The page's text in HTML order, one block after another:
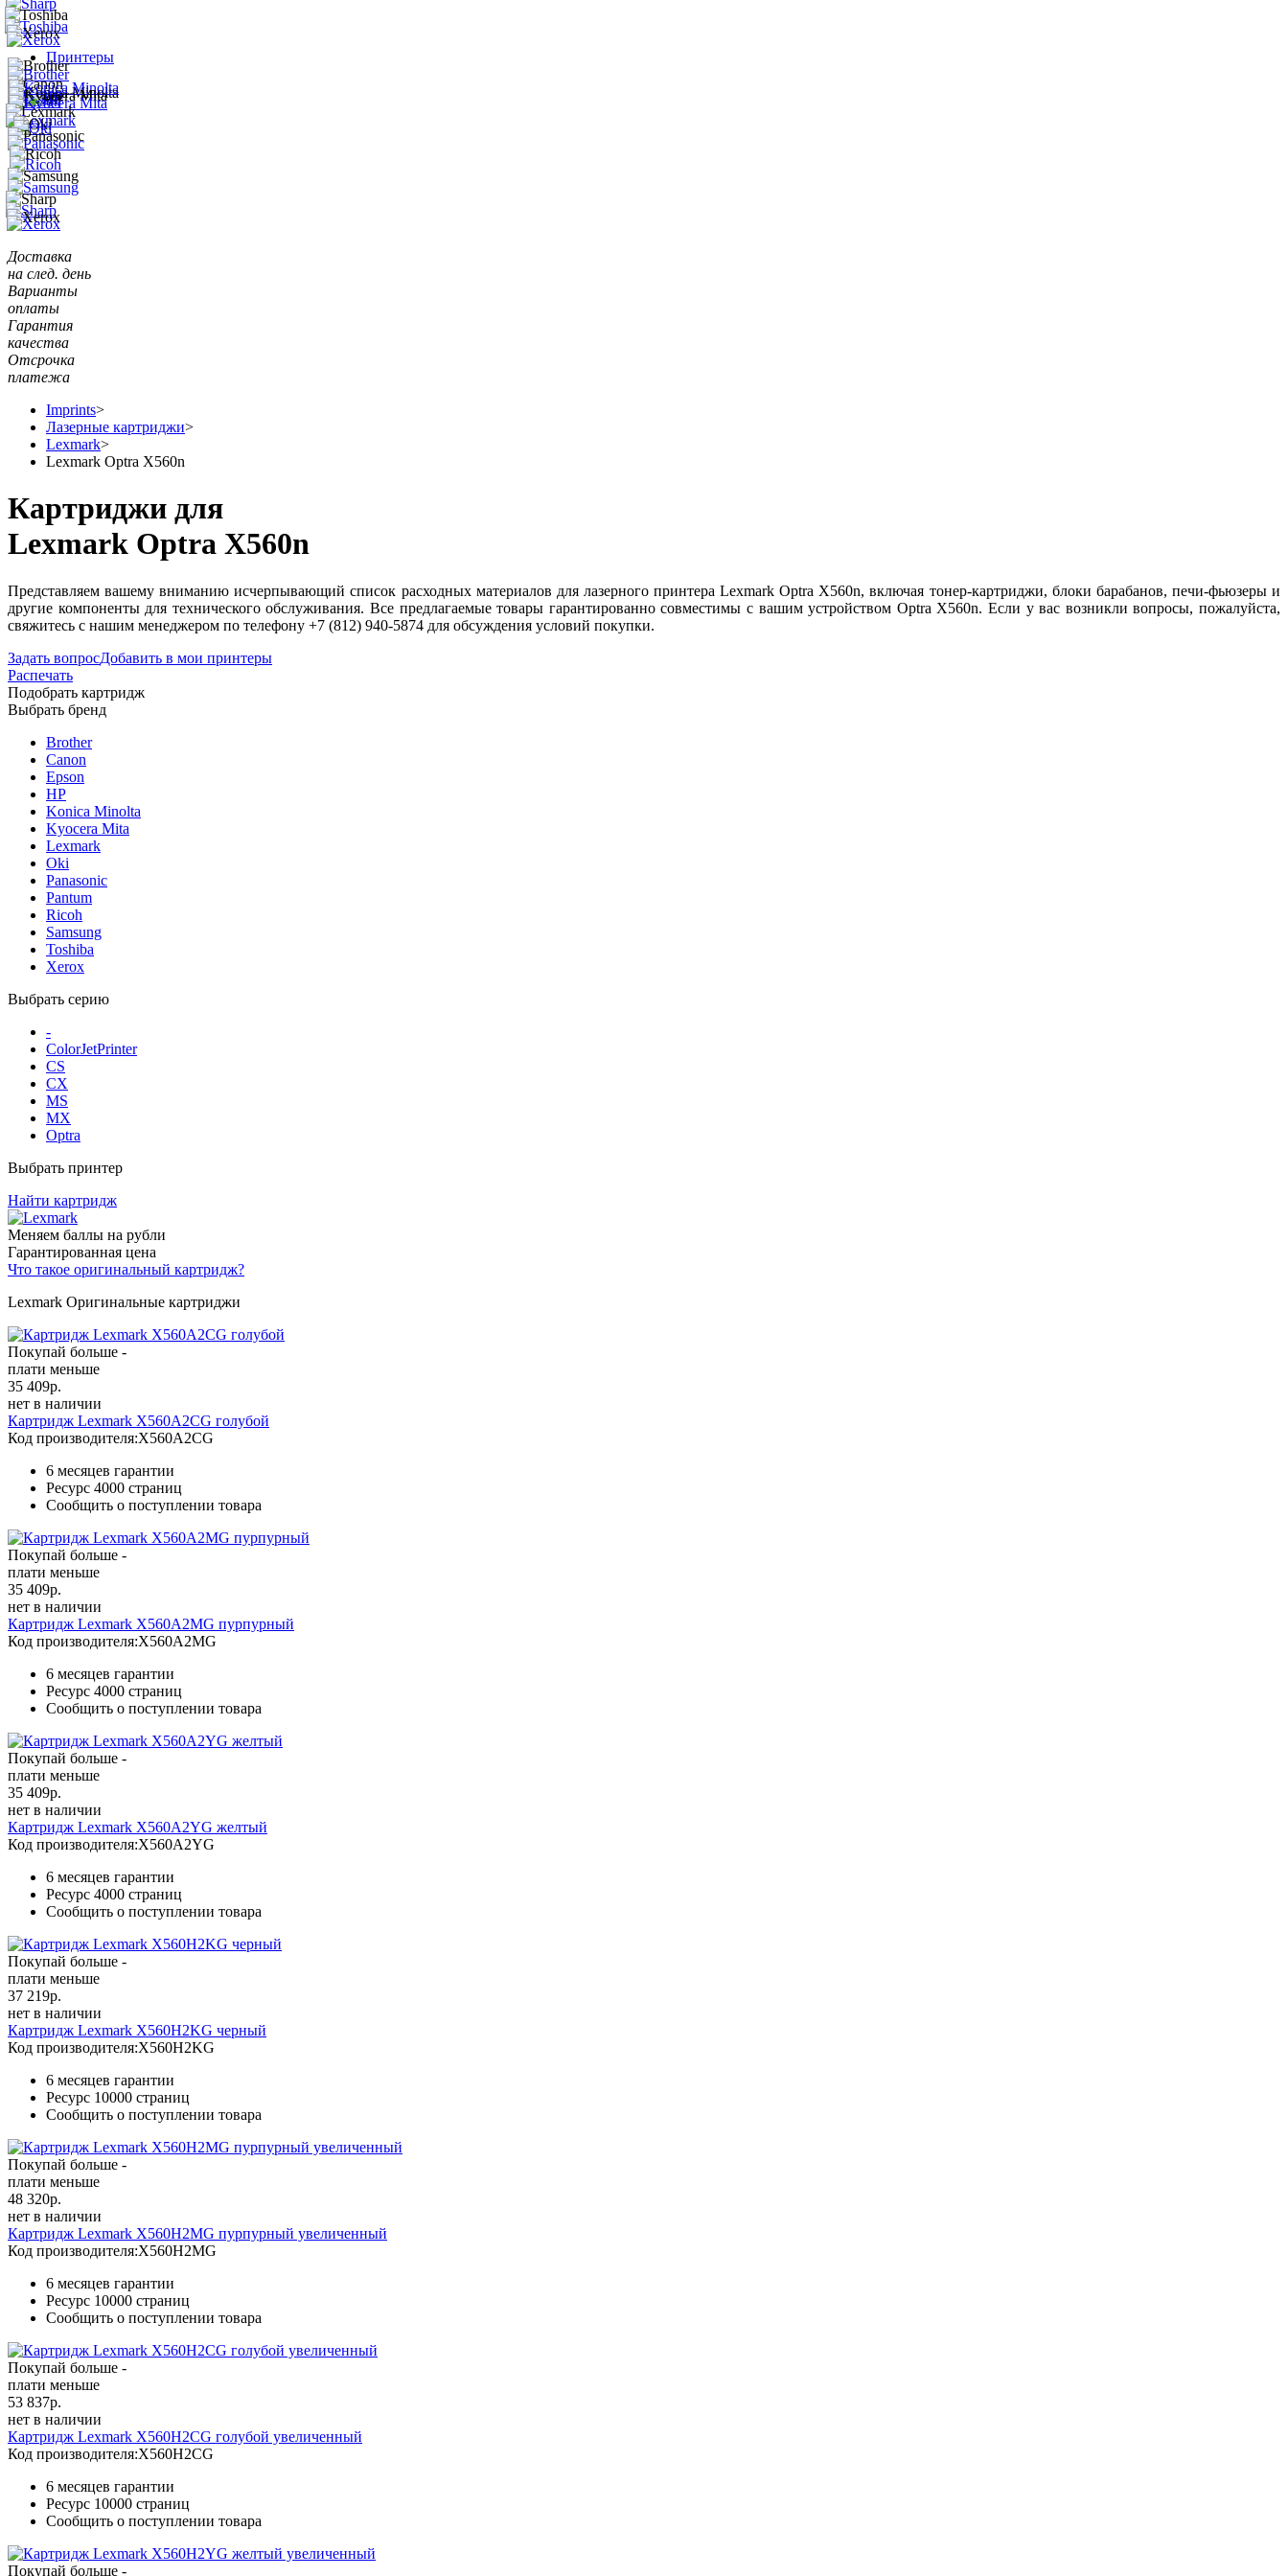
Принтеры
Доставка
на след. день
Варианты
оплаты
Гарантия
качества
Отсрочка
платежа
Imprints>
Лазерные картриджи>
Lexmark>
Lexmark Optra X560n
Картриджи для
Lexmark Optra X560n
Представляем вашему вниманию исчерпывающий список расходных материалов для лазерного принтера Lexmark Optra X560n, включая тонер-картриджи, блоки барабанов, печи-фьюзеры и
другие компоненты для технического обслуживания. Все предлагаемые товары гарантированно совместимы с вашим устройством Optra X560n. Если у вас возникли вопросы, пожалуйста,
свяжитесь с нашим менеджером по телефону +7 (812) 940-5874 для обсуждения условий покупки.
Задать вопросДобавить в мои принтеры
Распечать
Подобрать картридж
Выбрать бренд
Brother
Canon
Epson
HP
Konica Minolta
Kyocera Mita
Lexmark
Oki
Panasonic
Pantum
Ricoh
Samsung
Toshiba
Xerox
Выбрать серию
-
ColorJetPrinter
CS
CX
MS
MX
Optra
Выбрать принтер
Найти картридж
Меняем баллы на рубли
Гарантированная цена
Что такое оригинальный картридж?
Lexmark Оригинальные картриджи
Покупай больше -
плати меньше
35 409р.
нет в наличии
Картридж Lexmark X560A2CG голубой
Код производителя:X560A2CG
6 месяцев гарантии
Ресурс 4000 страниц
Сообщить о поступлении товара
Покупай больше -
плати меньше
35 409р.
нет в наличии
Картридж Lexmark X560A2MG пурпурный
Код производителя:X560A2MG
6 месяцев гарантии
Ресурс 4000 страниц
Сообщить о поступлении товара
Покупай больше -
плати меньше
35 409р.
нет в наличии
Картридж Lexmark X560A2YG желтый
Код производителя:X560A2YG
6 месяцев гарантии
Ресурс 4000 страниц
Сообщить о поступлении товара
Покупай больше -
плати меньше
37 219р.
нет в наличии
Картридж Lexmark X560H2KG черный
Код производителя:X560H2KG
6 месяцев гарантии
Ресурс 10000 страниц
Сообщить о поступлении товара
Покупай больше -
плати меньше
48 320р.
нет в наличии
Картридж Lexmark X560H2MG пурпурный увеличенный
Код производителя:X560H2MG
6 месяцев гарантии
Ресурс 10000 страниц
Сообщить о поступлении товара
Покупай больше -
плати меньше
53 837р.
нет в наличии
Картридж Lexmark X560H2CG голубой увеличенный
Код производителя:X560H2CG
6 месяцев гарантии
Ресурс 10000 страниц
Сообщить о поступлении товара
Покупай больше -